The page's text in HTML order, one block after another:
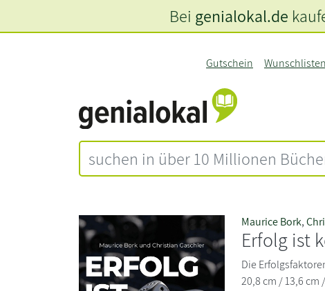
Gutschein Wunschlisten
Bei genialokal.de
Maurice Bork,
Erfolg ist
Die
20,8 cm / 13,6 cm